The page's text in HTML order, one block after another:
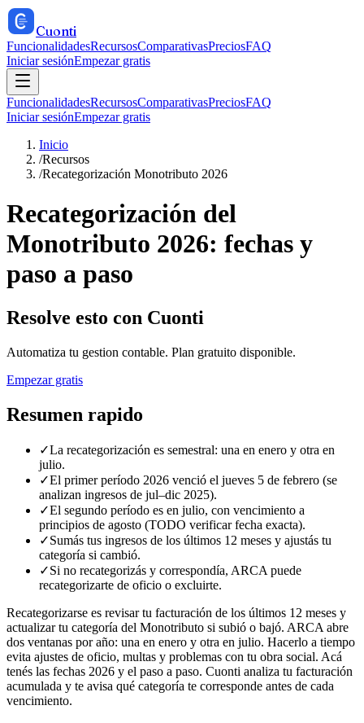
Cuonti
FuncionalidadesRecursosComparativasPreciosFAQ
Iniciar sesiónEmpezar gratis
FuncionalidadesRecursosComparativasPreciosFAQ
Iniciar sesiónEmpezar gratis
Inicio
/Recursos
/Recategorización Monotributo 2026
Recategorización del
Monotributo 2026: fechas y
paso a paso
Resolve esto con Cuonti
Automatiza tu gestion contable. Plan gratuito disponible.
Empezar gratis
Resumen rapido
✓La recategorización es semestral: una en enero y otra en
julio.
✓El primer período 2026 venció el jueves 5 de febrero (se
analizan ingresos de jul–dic 2025).
✓El segundo período es en julio, con vencimiento a
principios de agosto (TODO verificar fecha exacta).
✓Sumás tus ingresos de los últimos 12 meses y ajustás tu
categoría si cambió.
✓Si no recategorizás y correspondía, ARCA puede
recategorizarte de oficio o excluirte.
Recategorizarse es revisar tu facturación de los últimos 12 meses y
actualizar tu categoría del Monotributo si subió o bajó. ARCA abre
dos ventanas por año: una en enero y otra en julio. Hacerlo a tiempo
evita ajustes de oficio, multas y problemas con tu obra social. Acá
tenés las fechas 2026 y el paso a paso. Cuonti analiza tu facturación
acumulada y te avisa qué categoría te corresponde antes de cada
vencimiento.